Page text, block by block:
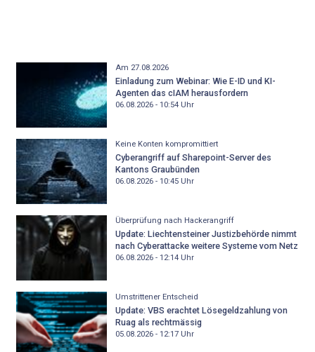
Am 27.08.2026
Einladung zum Webinar: Wie E-ID und KI-
Agenten das cIAM herausfordern
06.08.2026 - 10:54Uhr
Keine Konten kompromittiert
Cyberangriff auf Sharepoint-Server des
Kantons Graubünden
06.08.2026 - 10:45Uhr
Überprüfung nach Hackerangriff
Update: Liechtensteiner Justizbehörde nimmt
nach Cyberattacke weitere Systeme vom Netz
06.08.2026 - 12:14Uhr
Umstrittener Entscheid
Update: VBS erachtet Lösegeldzahlung von
Ruag als rechtmässig
05.08.2026 - 12:17Uhr